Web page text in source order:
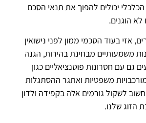
יכולים להפוך את תנאי הסכם
לא הוגנים.
אזי בעוד הסכמי ממון לפני נישואין
משמעותיים מבחינת בהירות, הגנה
גם עם חסרונות פוטנציאליים כגון
משפטיות ואתגר ההסתגלות
לשקול גורמים אלה בקפידה ולדון
הזוג שלנו.